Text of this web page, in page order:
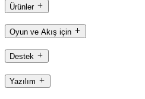
Ürünler
Oyun ve Akış için
Destek
Yazılım